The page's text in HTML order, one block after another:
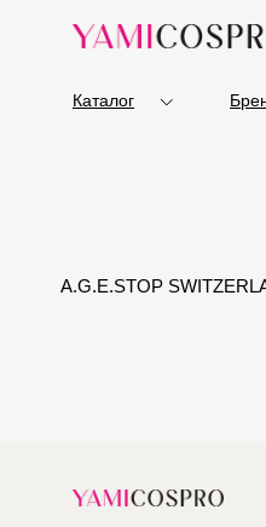
Каталог
A.G.E.STOP